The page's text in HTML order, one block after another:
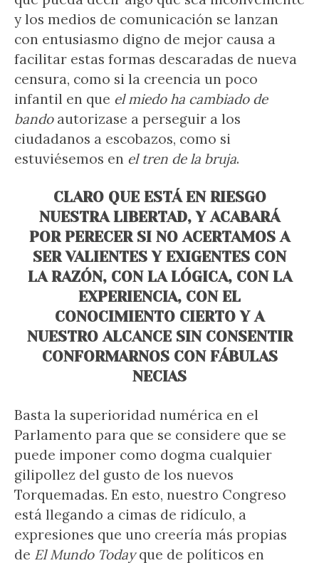
y los medios de comunicación se lanzan
con entusiasmo digno de mejor causa a
facilitar estas formas descaradas de nueva
censura, como si la creencia un poco
infantil en que el miedo ha cambiado de
bandoautorizase a perseguir a los
ciudadanos a escobazos, como si
estuviésemos en el tren de la bruja.
CLARO QUE ESTÁ EN RIESGO
NUESTRA LIBERTAD, Y ACABARÁ
POR PERECER SI NO ACERTAMOS A
SER VALIENTES Y EXIGENTES CON
LA RAZÓN, CON LA LÓGICA, CON LA
EXPERIENCIA, CON EL
CONOCIMIENTO CIERTO Y A
NUESTRO ALCANCE SIN CONSENTIR
CONFORMARNOS CON FÁBULAS
NECIAS
Basta la superioridad numérica en el
Parlamento para que se considere que se
puede imponer como dogma cualquier
gilipollez del gusto de los nuevos
Torquemadas. En esto, nuestro Congreso
está llegando a cimas de ridículo, a
expresiones que uno creería más propias
de El Mundo Todayque de políticos en